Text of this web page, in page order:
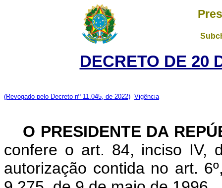
DECRETO DE 20
(Revogado pelo Decreto nº 11.045, de 2022) Vigência
O PRESIDENTE DA
confere o art. 84, inciso IV,
autorização contida no art.